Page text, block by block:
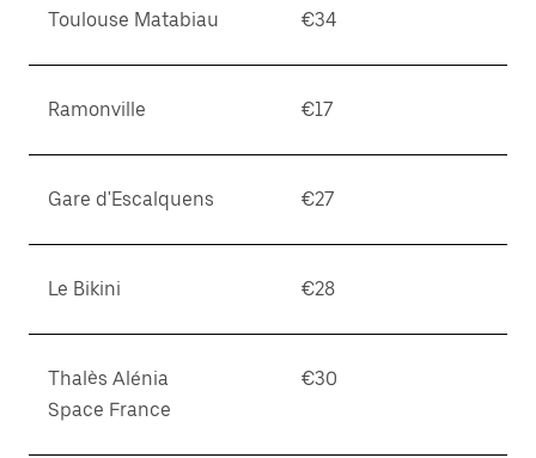
Toulouse Matabiau €34
Ramonville €17
Gare d'Escalquens €27
Le Bikini €28
Thalès Alénia
Space France
€30